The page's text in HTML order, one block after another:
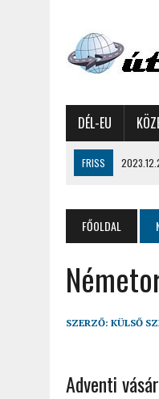
DÉL-EU
FRISS
2023.11.17.
2022.12.21. |
2022.12.11.
|
2022.03.08.
|
2022.02.26. |
2022.02.12.
FŐOLDAL
SZERZŐ: KÜLSŐ
Adventi